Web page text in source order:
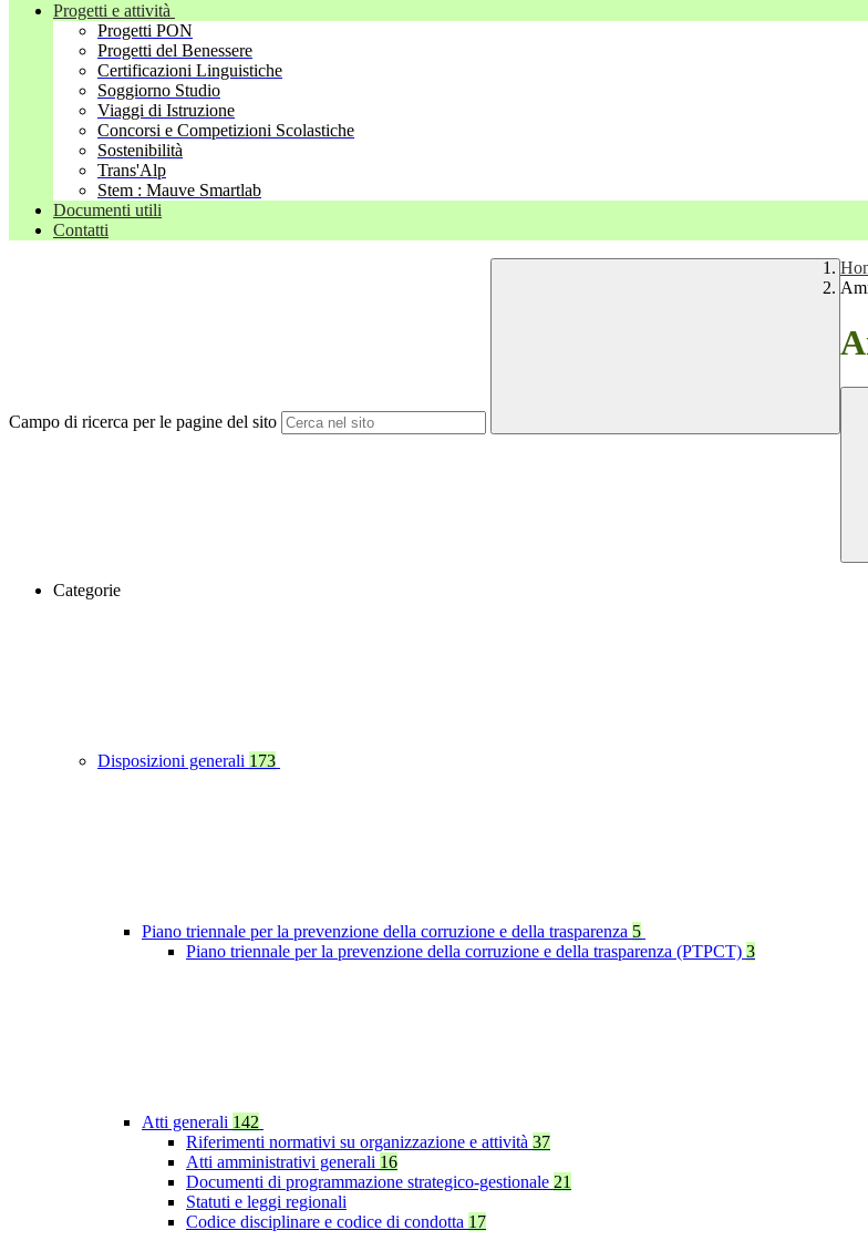
Progetti e attività
Progetti PON
Progetti del Benessere
Certificazioni Linguistiche
Soggiorno Studio
Viaggi di Istruzione
Concorsi e Competizioni Scolastiche
Sostenibilità
Trans'Alp
Stem : Mauve Smartlab
Documenti utili
Contatti
Campo di ricerca per le pagine del sito
Categorie
Disposizioni generali 173
Piano triennale per la prevenzione della corruzione e della trasparenza 5
Piano triennale per la prevenzione della corruzione e della trasparenza (PTPCT) 3
Atti generali 142
Riferimenti normativi su organizzazione e attività 37
Atti amministrativi generali 16
Documenti di programmazione strategico-gestionale 21
Statuti e leggi regionali
Codice disciplinare e codice di condotta 17